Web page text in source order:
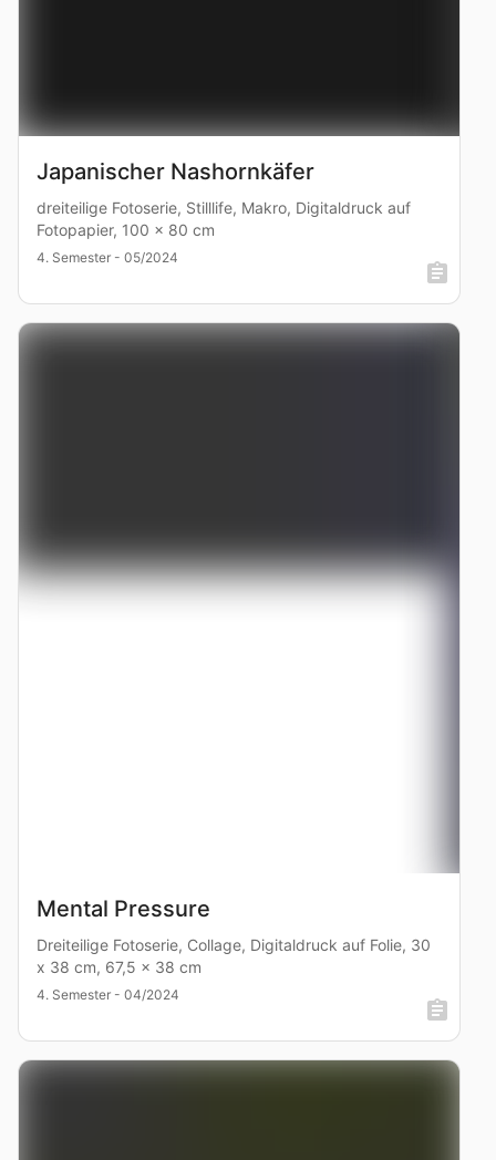
Japanischer Nashornkäfer
dreiteilige Fotoserie, Stilllife, Makro, Digitaldruck auf
Fotopapier, 100 x 80 cm
4. Semester - 05/2024
Mental Pressure
Dreiteilige Fotoserie, Collage, Digitaldruck auf Folie, 30
x 38 cm, 67,5 x 38 cm
4. Semester - 04/2024